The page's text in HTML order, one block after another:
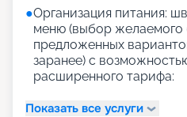
●Организация питания:
меню (выбор желаемого
предложенных
заранее) с
расширенного тарифа:
Показать все услуги